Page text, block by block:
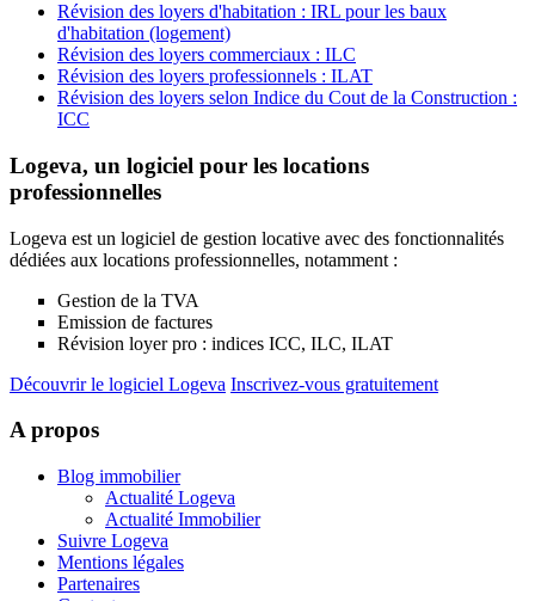
Révision des loyers d'habitation : IRL pour les baux
d'habitation (logement)
Révision des loyers commerciaux : ILC
Révision des loyers professionnels : ILAT
Révision des loyers selon Indice du Cout de la Construction :
ICC
Logeva, un logiciel pour les locations
professionnelles
Logeva est un logiciel de gestion locative avec des fonctionnalités
dédiées aux locations professionnelles, notamment :
Gestion de la TVA
Emission de factures
Révision loyer pro : indices ICC, ILC, ILAT
Découvrir le logiciel Logeva Inscrivez-vous gratuitement
A propos
Blog immobilier
Actualité Logeva
Actualité Immobilier
Suivre Logeva
Mentions légales
Partenaires